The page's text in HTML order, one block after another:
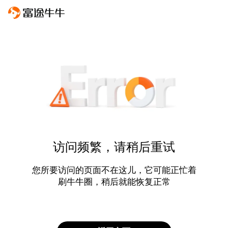
访问频繁，请稍后重试
您所要访问的页面不在这儿，它可能正忙着
刷牛牛圈，稍后就能恢复正常